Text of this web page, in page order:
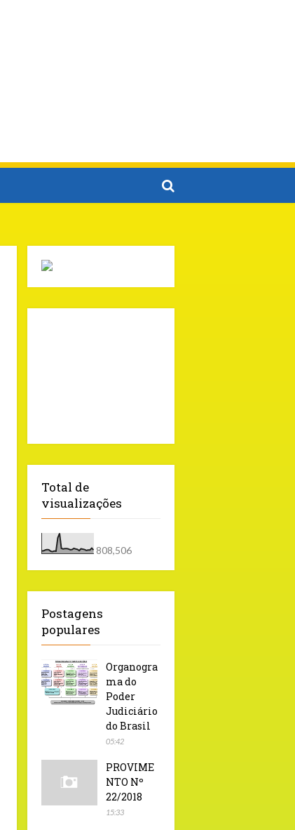
Total de
visualizações
808,506
Postagens
populares
Organogra
ma do
Poder
Judiciário
do Brasil
05:42
PROVIME
NTO Nº
22/2018
15:33